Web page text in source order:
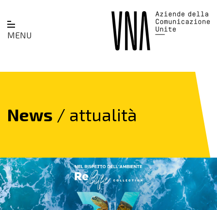
MENU
News / attualità